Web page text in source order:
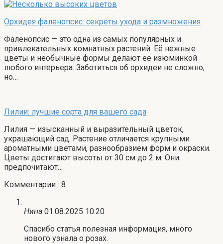
Орхидея фаленопсис: секреты ухода и размножения
Фаленопсис — это одна из самых популярных и
привлекательных комнатных растений. Её нежные
цветы и необычные формы делают её изюминкой
любого интерьера. Заботиться об орхидеи не сложно,
но…
Лилии: лучшие сорта для вашего сада
Лилия — изысканный и выразительный цветок,
украшающий сад. Растение отличается крупными
ароматными цветами, разнообразием форм и окраски.
Цветы достигают высоты от 30 см до 2 м. Они
предпочитают…
Комментарии : 8
Нина 01.08.2025 10:20
Спасибо статья полезная информация, много
нового узнала о розах.